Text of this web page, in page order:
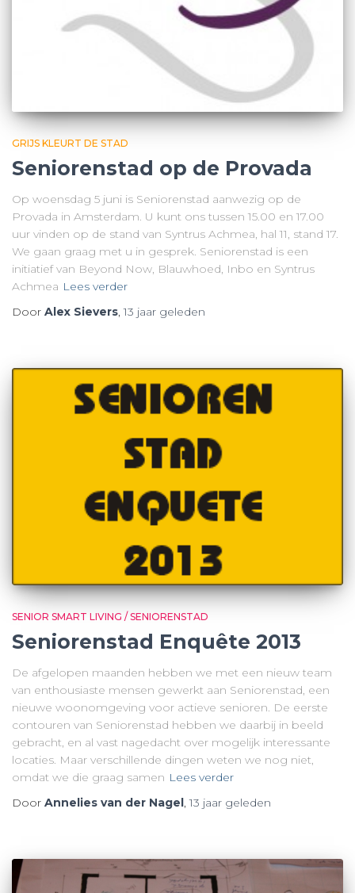
GRIJS KLEURT DE STAD
Seniorenstad op de Provada
Op woensdag 5 juni is Seniorenstad aanwezig op de
Provada in Amsterdam. U kunt ons tussen 15.00 en 17.00
uur vinden op de stand van Syntrus Achmea, hal 11, stand 17.
We gaan graag met u in gesprek. Seniorenstad is een
initiatief van Beyond Now, Blauwhoed, Inbo en Syntrus
Achmea Lees verder
Door Alex Sievers,13 jaar geleden
SENIOR SMART LIVING / SENIORENSTAD
Seniorenstad Enquête 2013
De afgelopen maanden hebben we met een nieuw team
van enthousiaste mensen gewerkt aan Seniorenstad, een
nieuwe woonomgeving voor actieve senioren. De eerste
contouren van Seniorenstad hebben we daarbij in beeld
gebracht, en al vast nagedacht over mogelijk interessante
locaties. Maar verschillende dingen weten we nog niet,
omdat we die graag samen Lees verder
Door Annelies van der Nagel,13 jaar geleden